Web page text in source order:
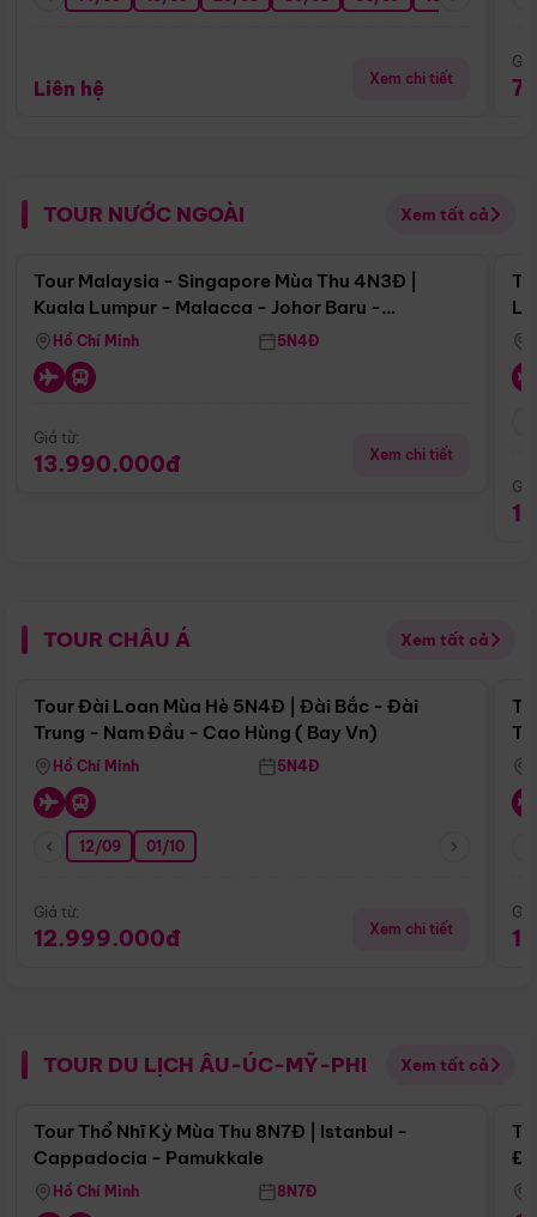
Liên hệ Xem chi tiết
TOUR NƯỚC NGOÀI Xem tất cả
Điểm nổi bật
Tour Malaysia - Singapore Mùa Thu 4N3Đ |
Kuala Lumpur - Malacca - Johor Baru -
Singapore
Hồ Chí Minh 5N4Đ
Giá từ:
13.990.000đ Xem chi tiết
TOUR CHÂU Á Xem tất cả
Điểm nổi bật
Tour Đài Loan Mùa Hè 5N4Đ | Đài Bắc - Đài
Trung - Nam Đầu - Cao Hùng ( Bay Vn)
Hồ Chí Minh 5N4Đ
12/09 01/10
Giá từ:
12.999.000đ Xem chi tiết
TOUR DU LỊCH ÂU-ÚC-MỸ-PHI Xem tất cả
Điểm nổi bật
Tour Thổ Nhĩ Kỳ Mùa Thu 8N7Đ | Istanbul -
Cappadocia - Pamukkale
Hồ Chí Minh 8N7Đ